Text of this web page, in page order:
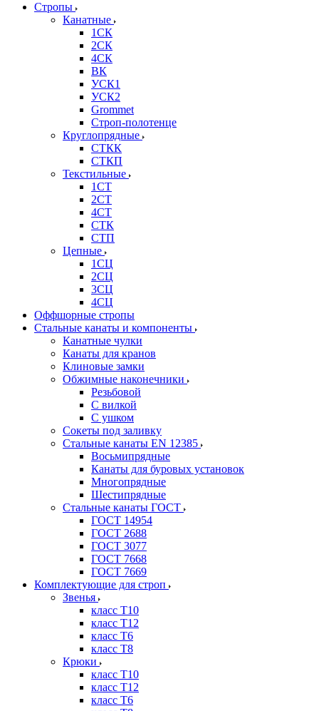
Стропы
Канатные
1СК
2СК
4СК
ВК
УСК1
УСК2
Grommet
Строп-полотенце
Круглопрядные
СТКК
СТКП
Текстильные
1СТ
2СТ
4СТ
СТК
СТП
Цепные
1СЦ
2СЦ
3СЦ
4СЦ
Оффшорные стропы
Стальные канаты и компоненты
Канатные чулки
Канаты для кранов
Клиновые замки
Обжимные наконечники
Резьбовой
С вилкой
С ушком
Сокеты под заливку
Стальные канаты EN 12385
Восьмипрядные
Канаты для буровых установок
Многопрядные
Шестипрядные
Стальные канаты ГОСТ
ГОСТ 14954
ГОСТ 2688
ГОСТ 3077
ГОСТ 7668
ГОСТ 7669
Комплектующие для строп
Звенья
класс Т10
класс Т12
класс Т6
класс Т8
Крюки
класс Т10
класс Т12
класс Т6